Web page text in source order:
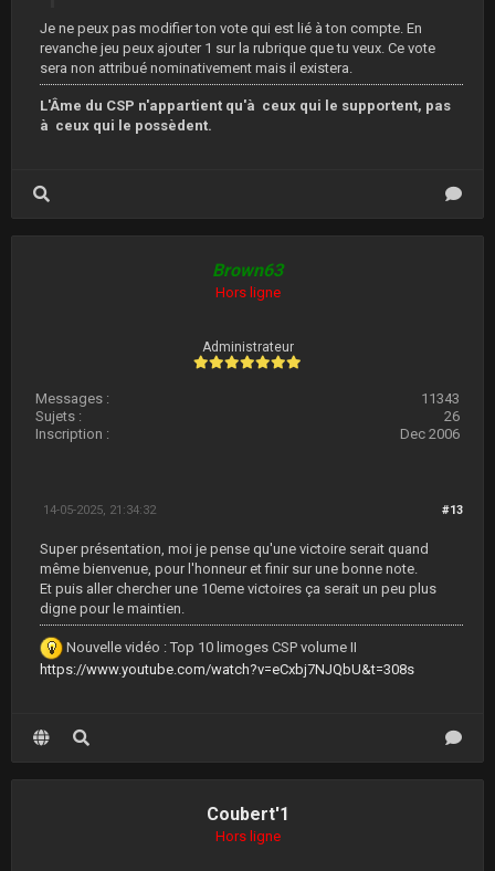
Je ne peux pas modifier ton vote qui est lié à ton compte. En
revanche jeu peux ajouter 1 sur la rubrique que tu veux. Ce vote
sera non attribué nominativement mais il existera.
L'Âme du CSP n'appartient qu'à ceux qui le supportent, pas
à ceux qui le possèdent.
Brown63
Hors ligne
Administrateur
Messages :
11343
Sujets :
26
Inscription :
Dec 2006
#13
14-05-2025, 21:34:32
Super présentation, moi je pense qu'une victoire serait quand
même bienvenue, pour l'honneur et finir sur une bonne note.
Et puis aller chercher une 10eme victoires ça serait un peu plus
digne pour le maintien.
Nouvelle vidéo : Top 10 limoges CSP volume II
https://www.youtube.com/watch?v=eCxbj7NJQbU&t=308s
Coubert'1
Hors ligne